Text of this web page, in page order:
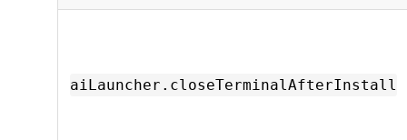
aiLauncher.closeTerminalAfterInstall